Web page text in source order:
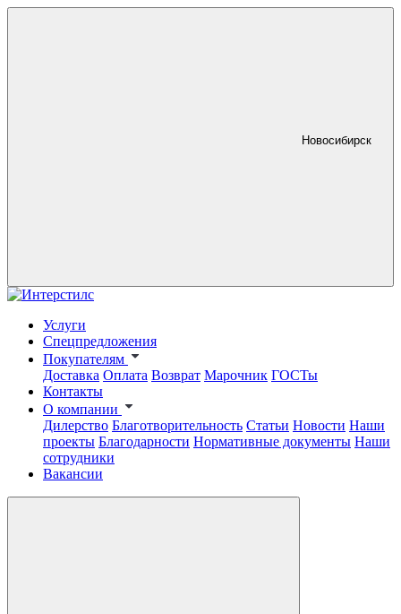
Новосибирск
Услуги
Спецпредложения
Покупателям
Доставка Оплата Возврат Марочник ГОСТы
Контакты
О компании
Дилерство Благотворительность Статьи Новости Наши
проекты Благодарности Нормативные документы Наши
сотрудники
Вакансии